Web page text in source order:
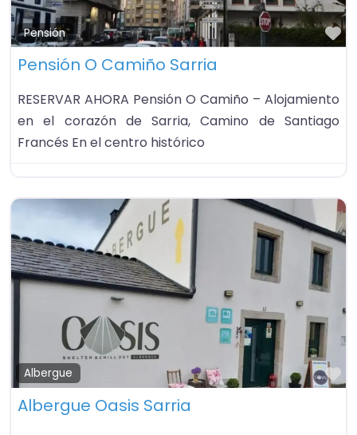
Pensión
Pensión O Camiño Sarria
RESERVAR AHORA Pensión O Camiño – Alojamiento
en el corazón de Sarria, Camino de Santiago
Francés En el centro histórico
Albergue
Albergue Oasis Sarria